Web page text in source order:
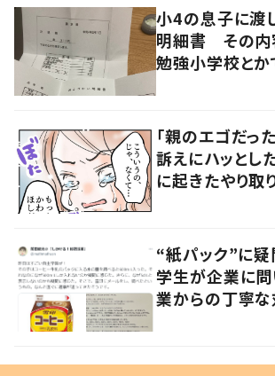
小4の息子に渡
明細書 その内
勉強小学校とか
「親のエゴだっ
訴えにハッと
に起きたやり取
“紙パック”に
学生が企業に
業からの丁寧な